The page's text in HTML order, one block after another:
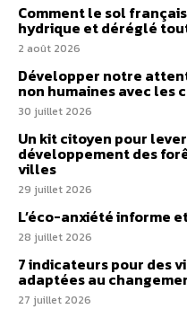
Comment le sol
hydrique et déréglé
2 août 2026
Développer notre
non humaines avec les
30 juillet 2026
Un kit citoyen pour
développement des
villes
29 juillet 2026
L’éco-anxiété informe
28 juillet 2026
7 indicateurs pour des
adaptées au
27 juillet 2026